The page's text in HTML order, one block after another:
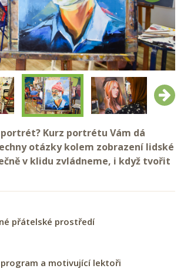
Další
Kurz portrétu Vám dá
otázky kolem zobrazení lidské
v klidu zvládneme, i když tvořit
přátelské prostředí
program a motivující lektoři